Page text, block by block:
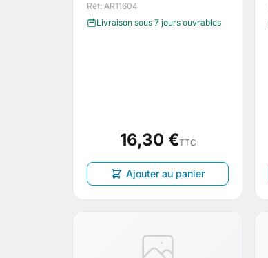
Réf: AR11604
Livraison sous 7 jours ouvrables
16,30 €TTC
Ajouter au panier